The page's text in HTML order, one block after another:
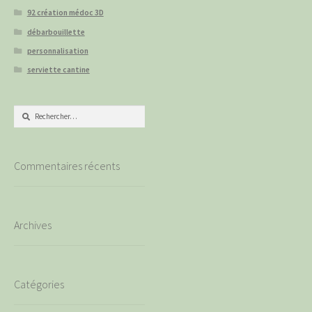
92 création médoc 3D
débarbouillette
personnalisation
serviette cantine
Commentaires récents
Archives
Catégories